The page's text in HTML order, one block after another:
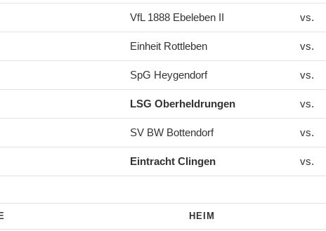
VfL 1888 Ebeleben II vs.
Einheit Rottleben vs.
SpG Heygendorf vs.
LSG Oberheldrungen vs.
SV BW Bottendorf vs.
Eintracht Clingen vs.
HEIM